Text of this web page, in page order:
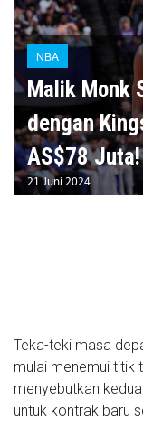
NBA
Malik Monk
dengan
AS$78 Juta!
21 Juni 2024
Teka-teki masa
mulai menemui titik
menyebutkan
untuk kontrak baru